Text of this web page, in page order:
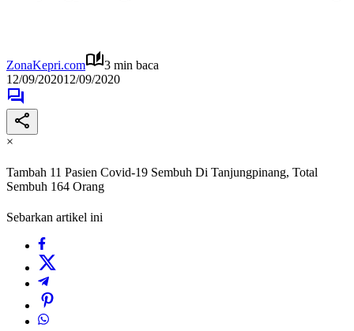
ZonaKepri.com
3 min baca
12/09/202012/09/2020
×
Tambah 11 Pasien Covid-19 Sembuh Di Tanjungpinang, Total
Sembuh 164 Orang
Sebarkan artikel ini